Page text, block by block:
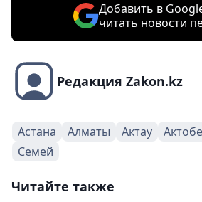
Добавить в
читать новости
Редакция Zakon.kz
Астана Алматы Актау Актобе
Семей
Читайте также